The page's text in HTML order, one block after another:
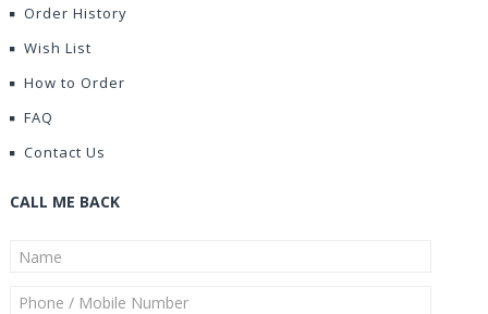
Order History
Wish List
How to Order
FAQ
Contact Us
CALL ME BACK